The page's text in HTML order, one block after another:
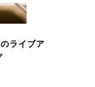
ライブア